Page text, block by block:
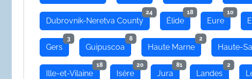
Dubrovnik-Neretva County
24
Élide
18
Eure
10
Gers
3
Guipuscoa
8
Haute Marne
2
Haute-
Ille-et-Vilaine
18
Isère
20
Jura
81
Landes
2